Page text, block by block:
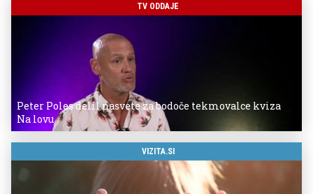
TV ODDAJE
Peter Poles delil nasvete za bodoče tekmovalce kviza
Na lovu
VIZITA.SI